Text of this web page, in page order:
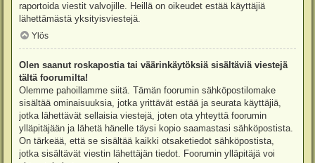
raportoida viestit valvojille. Heillä on oikeudet estää käyttäjiä
lähettämästä yksityisviestejä.
Ylös
Olen saanut roskapostia tai väärinkäytöksiä sisältäviä viestejä
tältä foorumilta!
Olemme pahoillamme siitä. Tämän foorumin sähköpostilomake
sisältää ominaisuuksia, jotka yrittävät estää ja seurata käyttäjiä,
jotka lähettävät sellaisia viestejä, joten ota yhteyttä foorumin
ylläpitäjään ja lähetä hänelle täysi kopio saamastasi sähköpostista.
On tärkeää, että se sisältää kaikki otsaketiedot sähköpostista,
jotka sisältävät viestin lähettäjän tiedot. Foorumin ylläpitäjä voi